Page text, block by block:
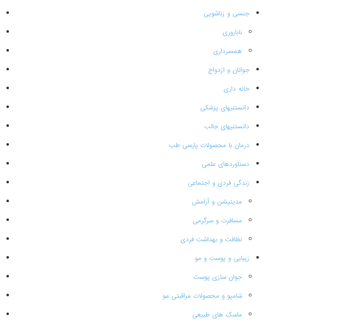
جنسی و زناشویی
ناباروری
همسرداری
جوانان و ازدواج
خانه داری
دانستنیهای پزشکی
دانستنیهای جالب
درمان با محصولات پارسی طب
دستاوردهای علمی
زندگی فردی و اجتماعی
مدیتیشن و آرامش
مسافرت و سرگرمی
نظافت و بهداشت فردی
زیبایی و پوست و مو
جوان سازی پوست
شامپو و محصولات مراقبتی مو
ماسک های طبیعی